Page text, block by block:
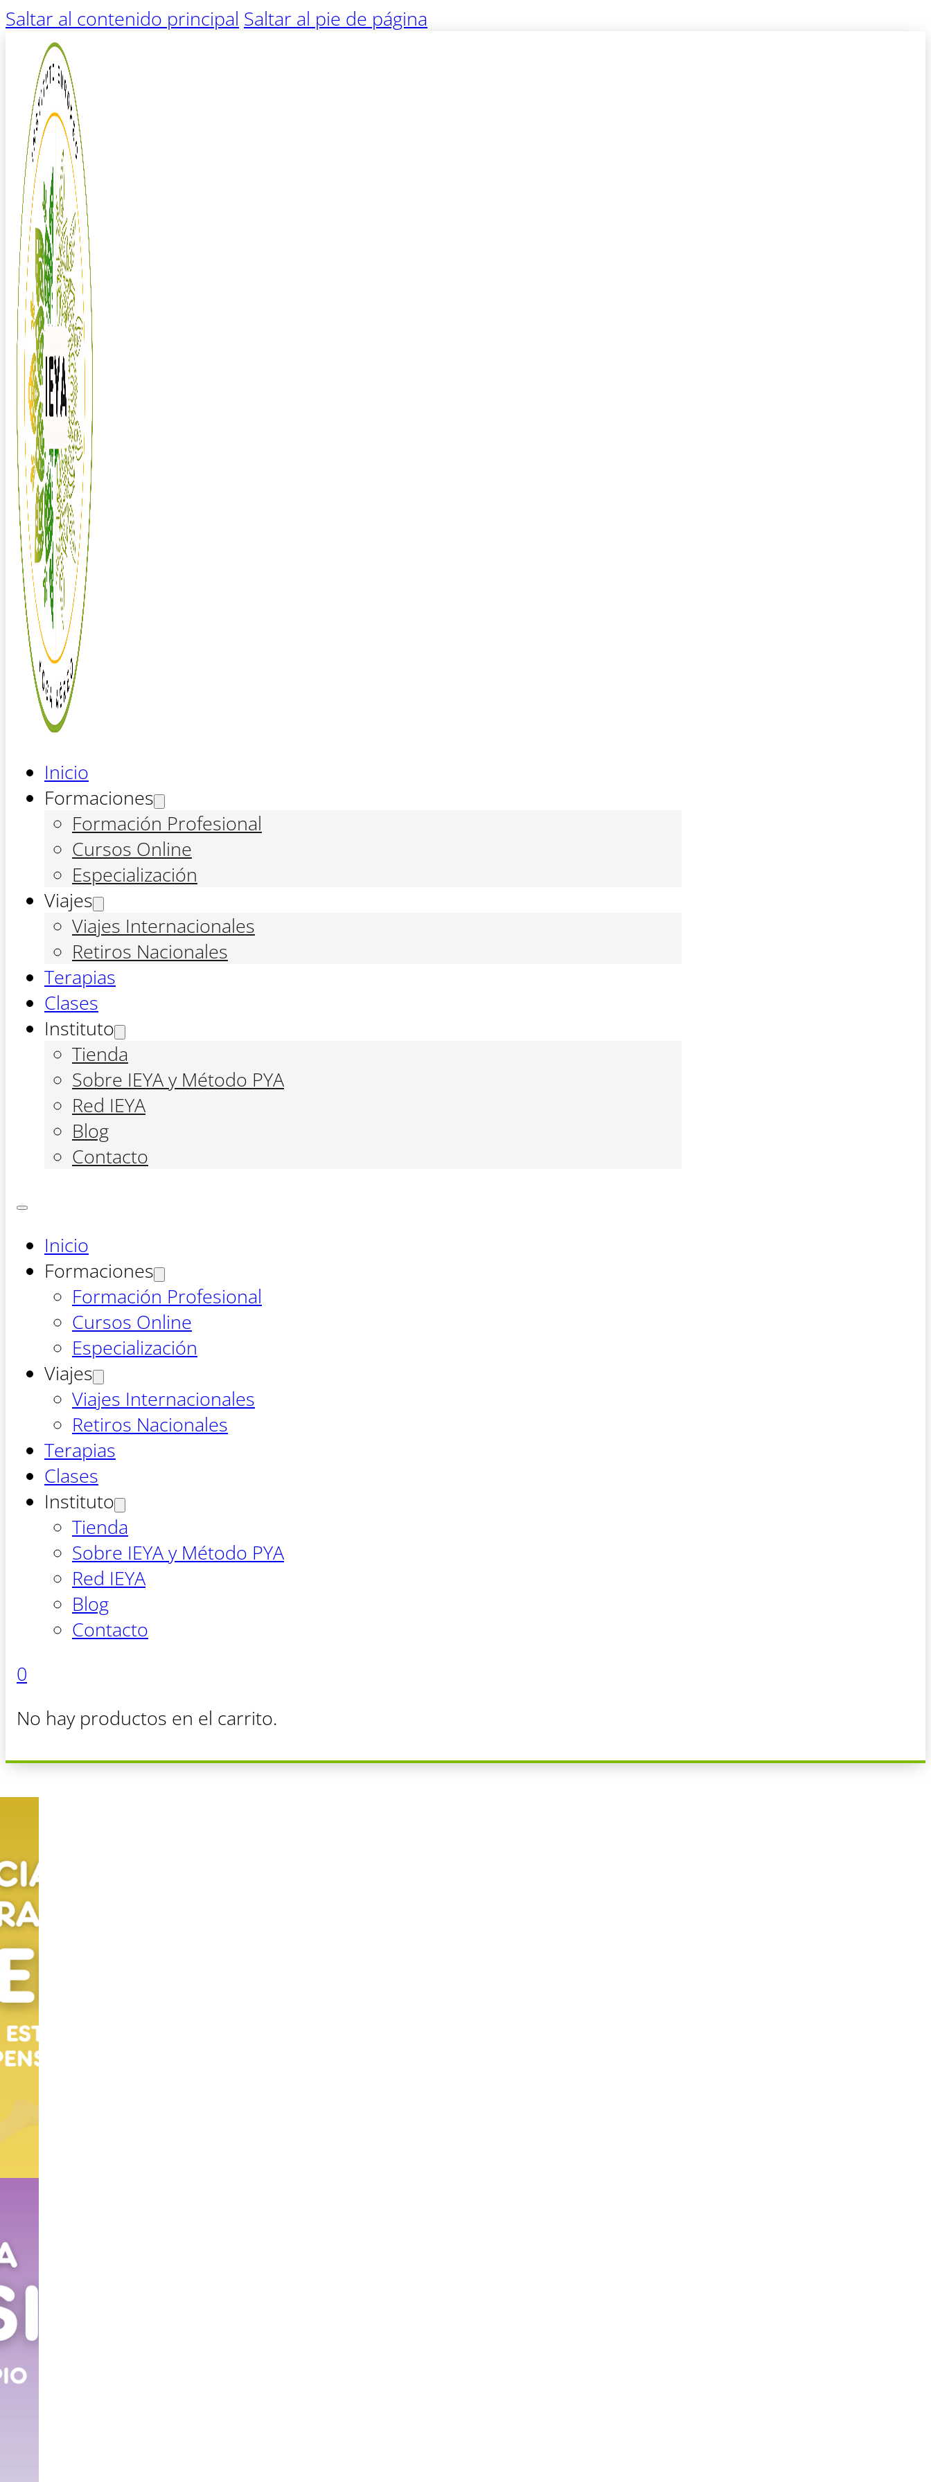
Saltar al contenido principal Saltar al pie de página
Inicio
Formaciones
Formación Profesional
Cursos Online
Especialización
Viajes
Viajes Internacionales
Retiros Nacionales
Terapias
Clases
Instituto
Tienda
Sobre IEYA y Método PYA
Red IEYA
Blog
Contacto
Inicio
Formaciones
Formación Profesional
Cursos Online
Especialización
Viajes
Viajes Internacionales
Retiros Nacionales
Terapias
Clases
Instituto
Tienda
Sobre IEYA y Método PYA
Red IEYA
Blog
Contacto
0
No hay productos en el carrito.